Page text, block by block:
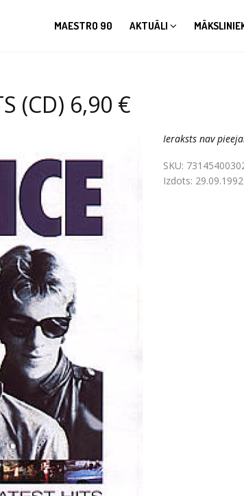
MAESTRO 90 AKTUĀLI
(CD) 6,90 €
Ieraksts nav
SKU:
Izdots: 29.09.1992